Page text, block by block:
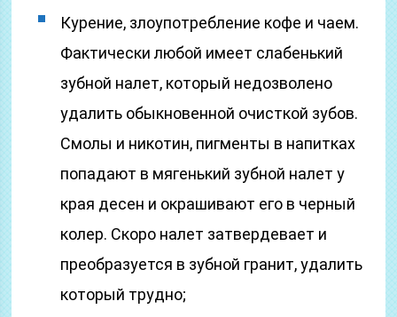
Курение, злоупотребление кофе и чаем.
Фактически любой имеет слабенький
зубной налет, который недозволено
удалить обыкновенной очисткой зубов.
Смолы и никотин, пигменты в напитках
попадают в мягенький зубной налет у
края десен и окрашивают его в черный
колер. Скоро налет затвердевает и
преобразуется в зубной гранит, удалить
который трудно;